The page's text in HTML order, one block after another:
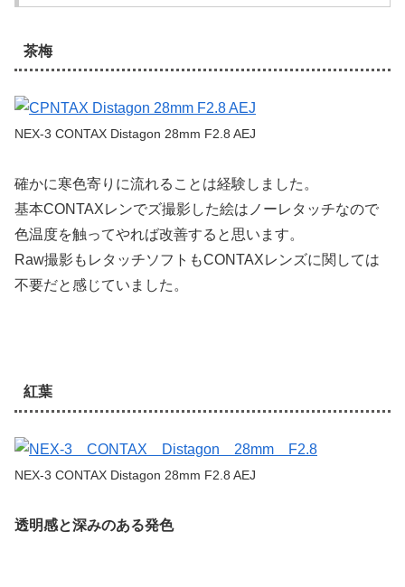
茶梅
NEX-3 CONTAX Distagon 28mm F2.8 AEJ
確かに寒色寄りに流れることは経験しました。
基本CONTAXレンでズ撮影した絵はノーレタッチなので
色温度を触ってやれば改善すると思います。
Raw撮影もレタッチソフトもCONTAXレンズに関しては
不要だと感じていました。
紅葉
NEX-3 CONTAX Distagon 28mm F2.8 AEJ
透明感と深みのある発色